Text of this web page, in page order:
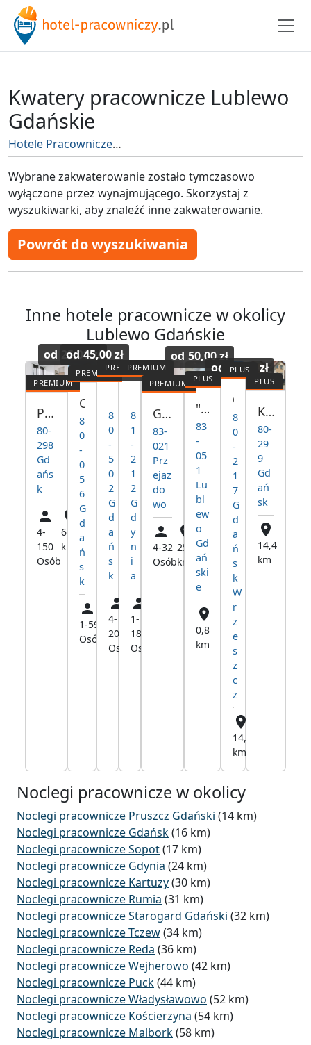
Kwatery pracownicze Lublewo
Gdańskie
Hotele Pracownicze
Wybrane zakwaterowanie zostało tymczasowo
wyłączone przez wynajmującego. Skorzystaj z
wyszukiwarki, aby znaleźć inne zakwaterowanie.
Powrót do wyszukiwania
Inne hotele pracownicze w okolicy
Lublewo Gdańskie
Pokoje dla pracowników - Świetna lokalizacja
80-
298
Gd
ańs
k
4-
150
Osób
6,9
km
8
0
-
0
5
6
G
d
a
ń
s
k
1-59
Osób
13,6
km
od 25,00 zł
Hostel dla firm
8
0
-
5
0
2
G
d
a
ń
s
k
4-
200
Osób
18,2
km
od 45,00 zł
Apartgdynia
8
1
-
2
1
2
G
d
y
n
i
a
1-
180
Osób
od 30,00 zł
Gdańsk - Hotel Pracowniczy w pobliżu rafinerii
83-
021
Prz
ejaz
do
wo
4-32
Osób
25,7
km
"Mysi Dwór" Pokoje Gościnne Lublewo
83
-
05
1
Lu
bl
ew
o
Gd
ań
ski
e
0,8
km
od 50,00 zł
8
0
-
2
1
7
G
d
a
ń
s
k
W
r
z
e
s
z
c
z
14,3
km
od 35,00 zł
Kwatery pracownicze przy obwodnicy Mela
80-
29
9
Gd
ań
sk
14,4
km
Noclegi pracownicze w okolicy
Noclegi pracownicze Pruszcz Gdański (14 km)
Noclegi pracownicze Gdańsk(16 km)
Noclegi pracownicze Sopot(17 km)
Noclegi pracownicze Gdynia (24 km)
Noclegi pracownicze Kartuzy(30 km)
Noclegi pracownicze Rumia (31 km)
Noclegi pracownicze Starogard Gdański (32 km)
Noclegi pracownicze Tczew(34 km)
Noclegi pracownicze Reda (36 km)
Noclegi pracownicze Wejherowo (42 km)
Noclegi pracownicze Puck(44 km)
Noclegi pracownicze Władysławowo (52 km)
Noclegi pracownicze Kościerzyna (54 km)
Noclegi pracownicze Malbork(58 km)